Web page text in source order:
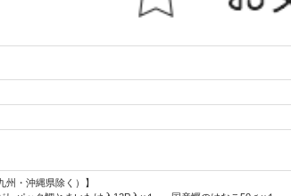
・沖縄県除く）】